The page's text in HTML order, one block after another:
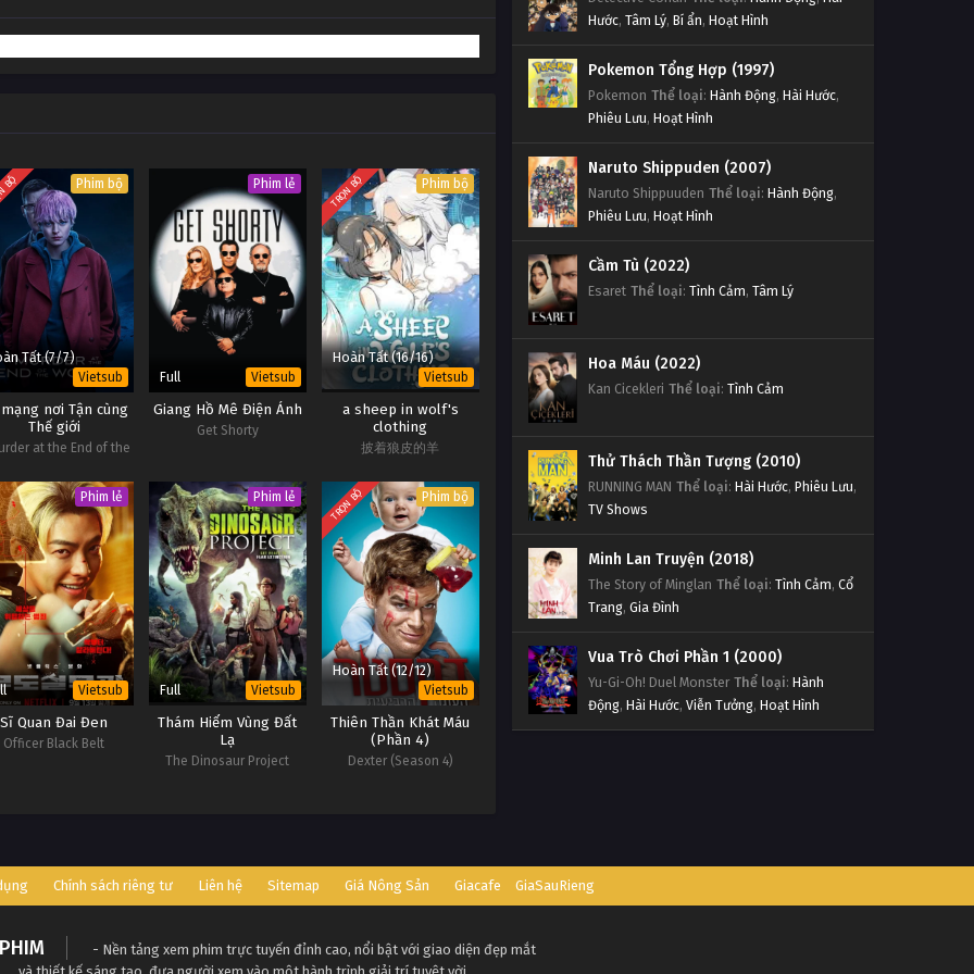
Vietsub #1
Vietsub #1
Vietsub #1
BỘ Phim bộ
Tất (7/7)
Vietsub
nơi Tận cùng
Thế giới
at the End of the
Phim lẻ
Full Vietsub
Giang Hồ Mê Điện Ảnh
Get Shorty
TRỌN BỘ Phim bộ
Hoàn Tất (16/16)
Vietsub
a sheep in wolf's
clothing
披着狼皮的羊
Phim lẻ
Vietsub
Sĩ Quan Đai Đen
Officer Black Belt
Phim lẻ
Full Vietsub
Thám Hiểm Vùng Đất
Lạ
The Dinosaur Project
TRỌN BỘ Phim bộ
Hoàn Tất (12/12)
Vietsub
Thiên Thần Khát Máu
(Phần 4)
Dexter (Season 4)
Hước, Tâm Lý, Bí ẩn, Hoạt Hình
Pokemon Tổng Hợp (1997)
Pokemon Thể loại: Hành Động, Hài Hước,
Phiêu Lưu, Hoạt Hình
Naruto Shippuden (2007)
Naruto Shippuuden Thể loại: Hành Động,
Phiêu Lưu, Hoạt Hình
Cầm Tù (2022)
Esaret Thể loại: Tình Cảm, Tâm Lý
Hoa Máu (2022)
Kan Cicekleri Thể loại: Tình Cảm
Thử Thách Thần Tượng (2010)
RUNNING MAN Thể loại: Hài Hước, Phiêu Lưu,
TV Shows
Minh Lan Truyện (2018)
The Story of Minglan Thể loại: Tình Cảm, Cổ
Trang, Gia Đình
Vua Trò Chơi Phần 1 (2000)
Yu-Gi-Oh! Duel Monster Thể loại: Hành
Động, Hài Hước, Viễn Tưởng, Hoạt Hình
Chính sách riêng tư Liên hệ Sitemap Giá Nông Sản Giacafe GiaSauRieng
- Nền tảng xem phim trực tuyến đỉnh cao, nổi bật với giao diện đẹp mắt